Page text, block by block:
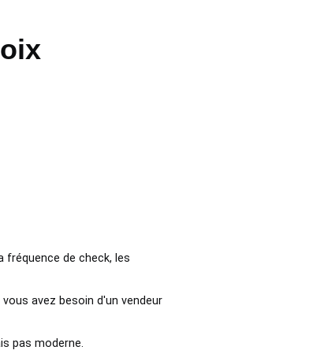
fréquence de check, les
avez besoin d'un vendeur
pas moderne.